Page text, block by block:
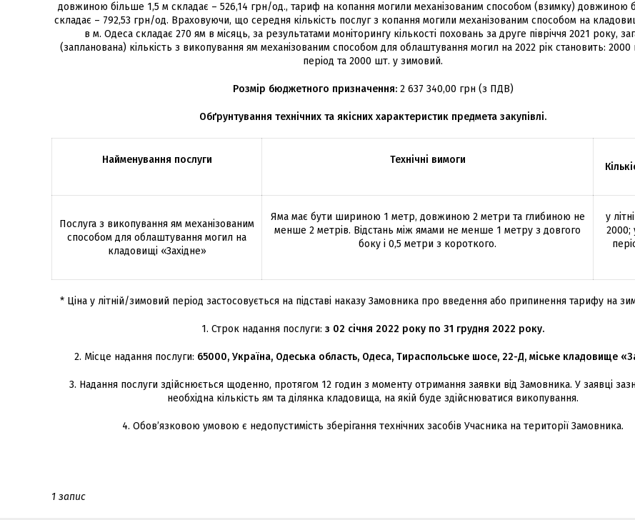
довжиною більше 1,5 м складає – 526,14 грн/од., тариф на копання могили механізованим способом (взимку) довжиною
складає – 792,53 грн/од. Враховуючи, що середня кількість послуг з копання могили механізованим способом на
в м. Одеса складає 270 ям в місяць, за результатами моніторингу кількості поховань за друге півріччя 2021 року,
(запланована) кількість з викопування ям механізованим способом для облаштування могил на 2022 рік становить: 2000
період та 2000 шт. у зимовий.
Розмір бюджетного призначення:2 637 340,00 грн (з ПДВ)
Обґрунтування технічних та якісних характеристик предмета закупівлі.
Найменування послуги Технічні вимоги
Послуга з викопування ям механізованим
способом для облаштування могил на
кладовищі «Західне»
Яма має бути шириною 1 метр, довжиною 2 метри та глибиною не
менше 2 метрів. Відстань між ямами не менше 1 метру з довгого
боку і 0,5 метри з короткого.
у
2000;
* Ціна у літній/зимовий період застосовується на підставі наказу Замовника про введення або припинення тарифу на
1. Строк надання послуги: з 02 січня 2022 року по 31 грудня 2022 року.
2. Місце надання послуги: 65000, Україна, Одеська область, Одеса, Тираспольське шосе, 22-Д, міське кладовище
3. Надання послуги здійснюється щоденно, протягом 12 годин з моменту отримання заявки від Замовника. У заявці
необхідна кількість ям та ділянка кладовища, на якій буде здійснюватися викопування.
4. Обов’язковою умовою є недопустимість зберігання технічних засобів Учасника на території Замовника.
1 запис